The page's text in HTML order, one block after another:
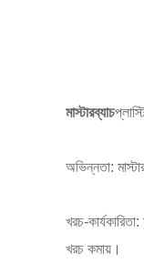
মাস্টারব্যাচ
অভিন্নতা:
খরচ-
খরচ কমায়।